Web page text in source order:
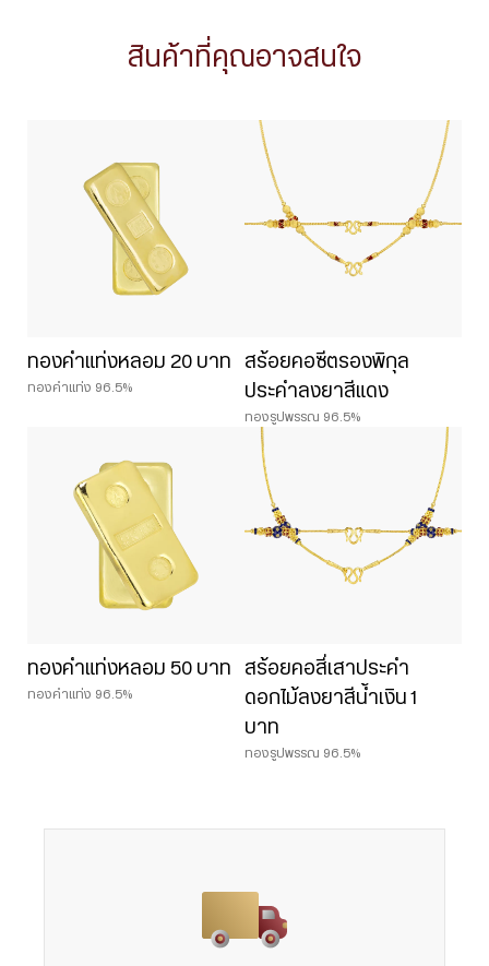
สินค้าที่คุณอาจสนใจ
ทองคำแท่งหลอม 20 บาท
ทองคำแท่ง 96.5%
สร้อยคอซีตรองพิกุล
ประคำลงยาสีแดง
ทองรูปพรรณ 96.5%
ทองคำแท่งหลอม 50 บาท
ทองคำแท่ง 96.5%
สร้อยคอสี่เสาประคำ
ดอกไม้ลงยาสีน้ำเงิน 1
บาท
ทองรูปพรรณ 96.5%